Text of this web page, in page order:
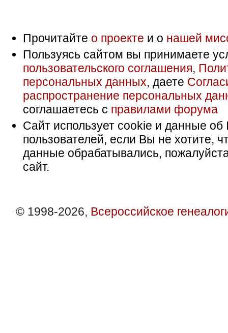
Прочитайте о проекте и о нашей
Пользуясь сайтом вы принимаете
пользовательского соглашения,
персональных данных, даете
распространение персональных
соглашаетесь с правилами форума
Сайт использует cookie и данные об
пользователей, если Вы не хотите,
данные обрабатывались,
сайт.
© 1998-2026, Всероссийское